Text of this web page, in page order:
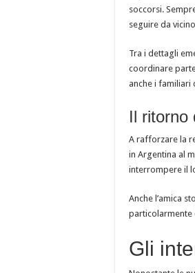
soccorsi.
seguire da
Tra i dettagli
coordinare
anche i familiari
Il ritorno
A rafforzare la
in Argentina al
interrompere il
Anche l’amica
particolarmente
Gli